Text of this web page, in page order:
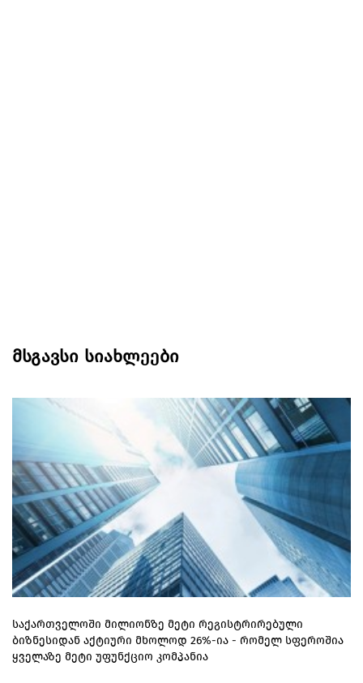
მსგავსი სიახლეები
საქართველოში მილიონზე მეტი რეგისტრირებული
ბიზნესიდან აქტიური მხოლოდ 26%-ია - რომელ სფეროშია
ყველაზე მეტი უფუნქციო კომპანია